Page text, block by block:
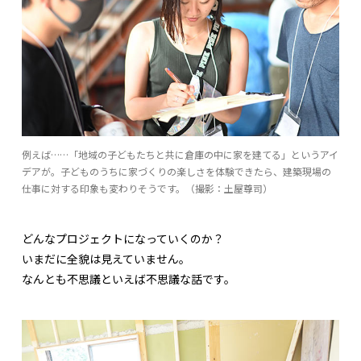
例えば……「地域の子どもたちと共に倉庫の中に家を建てる」というアイ
デアが。子どものうちに家づくりの楽しさを体験できたら、建築現場の
仕事に対する印象も変わりそうです。（撮影：土屋尊司）
どんなプロジェクトになっていくのか？
いまだに全貌は見えていません。
なんとも不思議といえば不思議な話です。